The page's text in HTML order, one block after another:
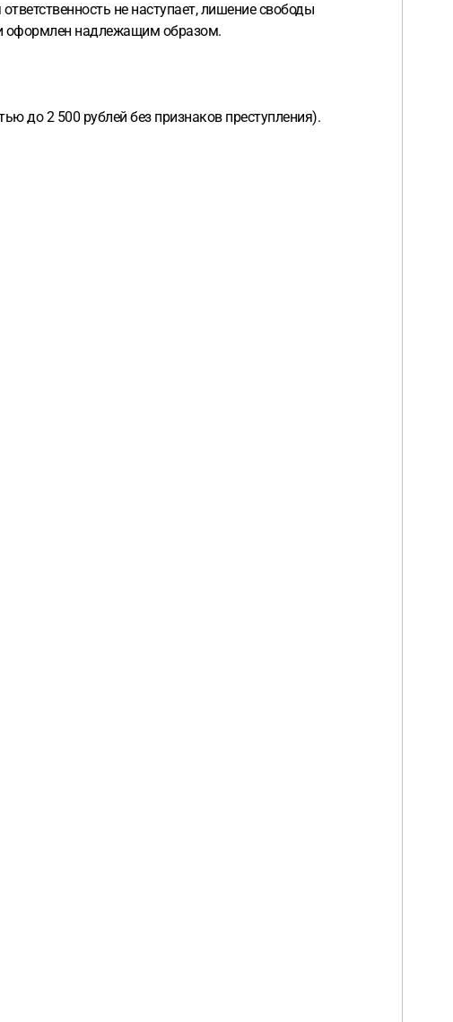
не наступает, лишение свободы
и оформлен надлежащим образом.
до 2 500 рублей без признаков преступления).